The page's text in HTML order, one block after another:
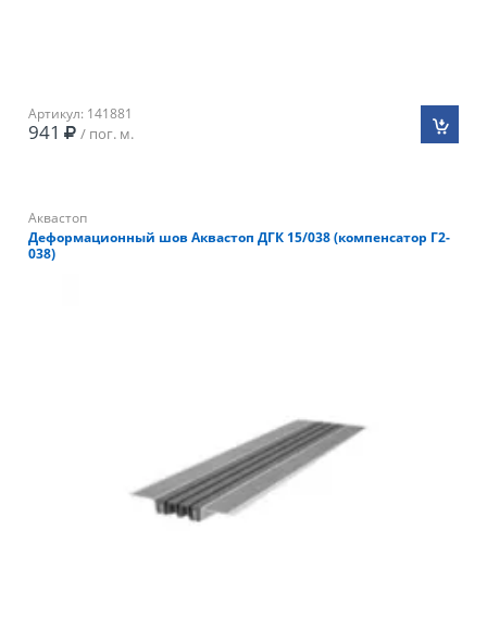
Артикул: 141881
941 / пог. м.
Аквастоп
Деформационный шов Аквастоп ДГК 15/038 (компенсатор Г2-
038)